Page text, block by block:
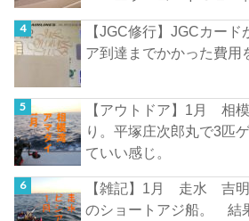
【JGC修行】JGCカー
ア到達までかかった費用
【アウトドア】1月 相
り。平塚庄次郎丸で3匹
ていい感じ。
【雑記】1月 走水 吉
のショートアジ船。 結